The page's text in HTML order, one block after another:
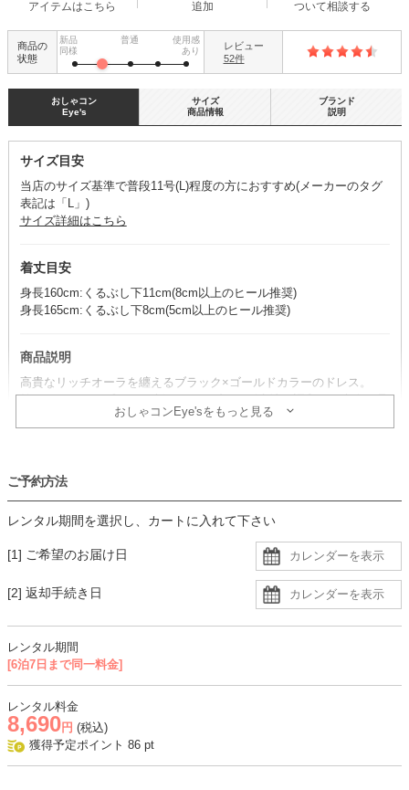
アイテムはこちら
追加
ついて相談する
商品の
状態
新品
同様
普通
使用感
あり
レビュー
52件
おしゃコン
Eye's
サイズ目安
当店のサイズ基準で普段11号(L)程度の方におすすめ(メーカーのタグ
表記は「L」)
サイズ詳細はこちら
着丈目安
身長160cm:くるぶし下11cm(8cm以上のヒール推奨)
身長165cm:くるぶし下8cm(5cm以上のヒール推奨)
商品説明
高貴なリッチオーラを纏えるブラック×ゴールドカラーのドレス。
煌びやかなトップスと、光沢のあるブロンズ生地が調和し、大人の品
格を惹き立てる一着です。おしゃコンEye'sをもっと見る
シックなブラック小物で統一すると、ドレスの華やかさが一層引き立
ジャケットを羽織って落ち着いた印象をプラスすれば、格式あるシー
生地
・トップス部分はレース生地にブロンズカラーの裏地の二枚重ね
・スカート部分はチュール生地に光沢のあるブロンズカラーの生地、
裏地の三枚重ね
結婚式、パーティー、顔合わせ、発表会、式典など
サイズ
商品情報
ブランド
説明
ご予約方法
レンタル期間を選択し、カートに入れて下さい
[1] ご希望のお届け日
[2] 返却手続き日
レンタル期間
[6泊7日まで同一料金]
レンタル料金
8,690 円 (税込)
獲得予定ポイント 86 pt